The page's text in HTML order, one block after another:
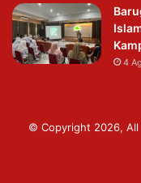
4
© Copyright 2026,